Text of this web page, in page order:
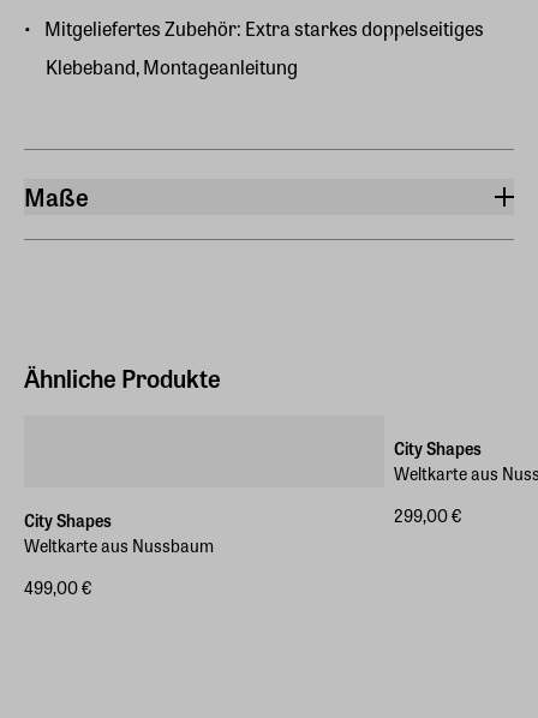
Mitgeliefertes Zubehör: Extra starkes doppelseitiges
Klebeband, Montageanleitung
Maße
Gewicht
Ähnliche Produkte
City Shapes
Weltkarte aus Nussbaum
499,00 €
City Shapes
Weltkarte aus
299,00 €